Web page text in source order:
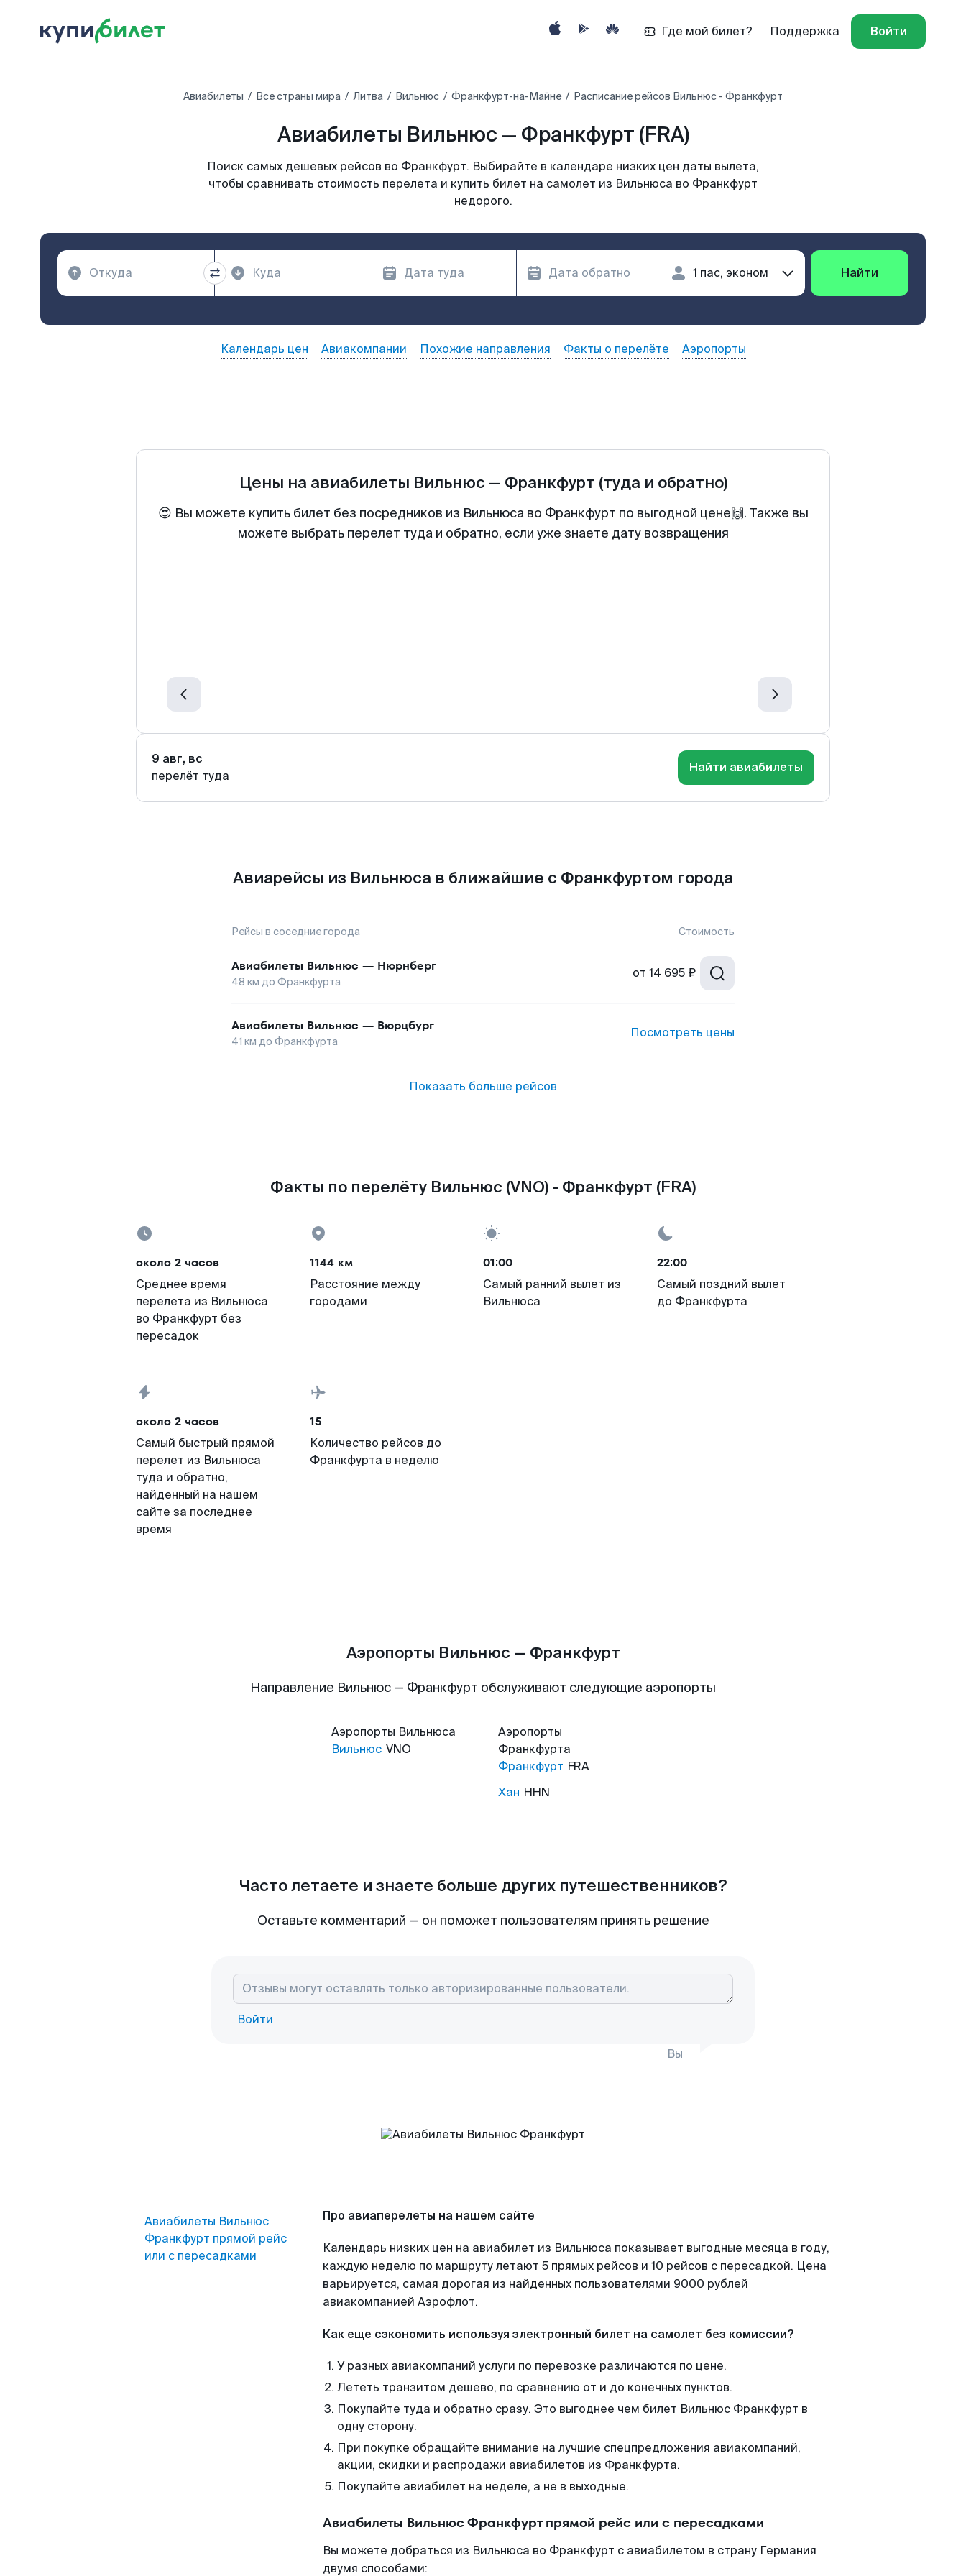
Где мой билет? Поддержка Войти
Авиабилеты Все страны мира Литва Вильнюс Франкфурт-на-Майне Расписание рейсов Вильнюс - Франкфурт
Авиабилеты Вильнюс — Франкфурт (FRA)
Поиск самых дешевых рейсов во Франкфурт. Выбирайте в календаре низких цен даты вылета,
чтобы сравнивать стоимость перелета и купить билет на самолет из Вильнюса во Франкфурт
недорого.
Найти
Календарь цен Авиакомпании Похожие направления Факты о перелёте Аэропорты
Цены на авиабилеты Вильнюс — Франкфурт (туда и обратно)
😍 Вы можете купить билет без посредников из Вильнюса во Франкфурт по выгодной цене🙌. Также вы
можете выбрать перелет туда и обратно, если уже знаете дату возвращения
9 авг, вс
перелёт туда
Найти авиабилеты
Авиарейсы из Вильнюса в ближайшие с Франкфуртом города
Рейсы в соседние города Стоимость
Авиабилеты Вильнюс — Нюрнберг
48 км до Франкфурта
от 14 695 ₽
Авиабилеты Вильнюс — Вюрцбург
41 км до Франкфурта
Посмотреть цены
Показать больше рейсов
Факты по перелёту Вильнюс (VNO) - Франкфурт (FRA)
около 2 часов
Среднее время
перелета из Вильнюса
во Франкфурт без
пересадок
1144 км
Расстояние между
городами
01:00
Самый ранний вылет из
Вильнюса
22:00
Самый поздний вылет
до Франкфурта
около 2 часов
Самый быстрый прямой
перелет из Вильнюса
туда и обратно,
найденный на нашем
сайте за последнее
время
15
Количество рейсов до
Франкфурта в неделю
Аэропорты Вильнюс — Франкфурт
Направление Вильнюс — Франкфурт обслуживают следующие аэропорты
Аэропорты Вильнюса
Вильнюс VNO
Аэропорты
Франкфурта
Франкфурт FRA
Хан HHN
Часто летаете и знаете больше других путешественников?
Оставьте комментарий — он поможет пользователям принять решение
Войти
Вы
Авиабилеты Вильнюс
Франкфурт прямой рейс
или с пересадками
Про авиаперелеты на нашем сайте
Календарь низких цен на авиабилет из Вильнюса показывает выгодные месяца в году,
каждую неделю по маршруту летают 5 прямых рейсов и 10 рейсов с пересадкой. Цена
варьируется, самая дорогая из найденных пользователями 9000 рублей
авиакомпанией Аэрофлот.
Как еще сэкономить используя электронный билет на самолет без комиссии?
У разных авиакомпаний услуги по перевозке различаются по цене.
Лететь транзитом дешево, по сравнению от и до конечных пунктов.
Покупайте туда и обратно сразу. Это выгоднее чем билет Вильнюс Франкфурт в
одну сторону.
При покупке обращайте внимание на лучшие спецпредложения авиакомпаний,
акции, скидки и распродажи авиабилетов из Франкфурта.
Покупайте авиабилет на неделе, а не в выходные.
Авиабилеты Вильнюс Франкфурт прямой рейс или с пересадками
Вы можете добраться из Вильнюса во Франкфурт с авиабилетом в страну Германия
двумя способами: